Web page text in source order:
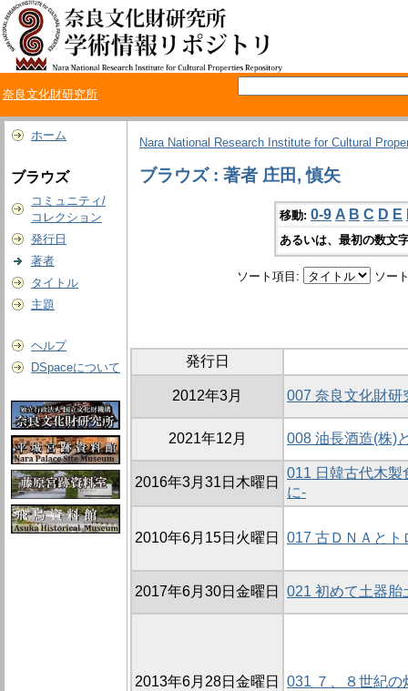
奈良文化財研究所
ホーム
ブラウズ
コミュニティ/
コレクション
発行日
著者
タイトル
主題
ヘルプ
DSpaceについて
Nara National Research Institute for Cultural
ブラウズ : 著者 庄田, 慎矢
移動: 0-9 A B C D E
あるいは、最初の数文
ソート項目: ソー
発行日
2012年3月 007 奈良文化財研
2021年12月 008 油長酒造(株)
2016年3月31日木曜日
011 日韓古代木製
に-
2010年6月15日火曜日 017 古ＤＮＡとト
2017年6月30日金曜日 021 初めて土器胎
2013年6月28日金曜日 031 ７、８世紀の